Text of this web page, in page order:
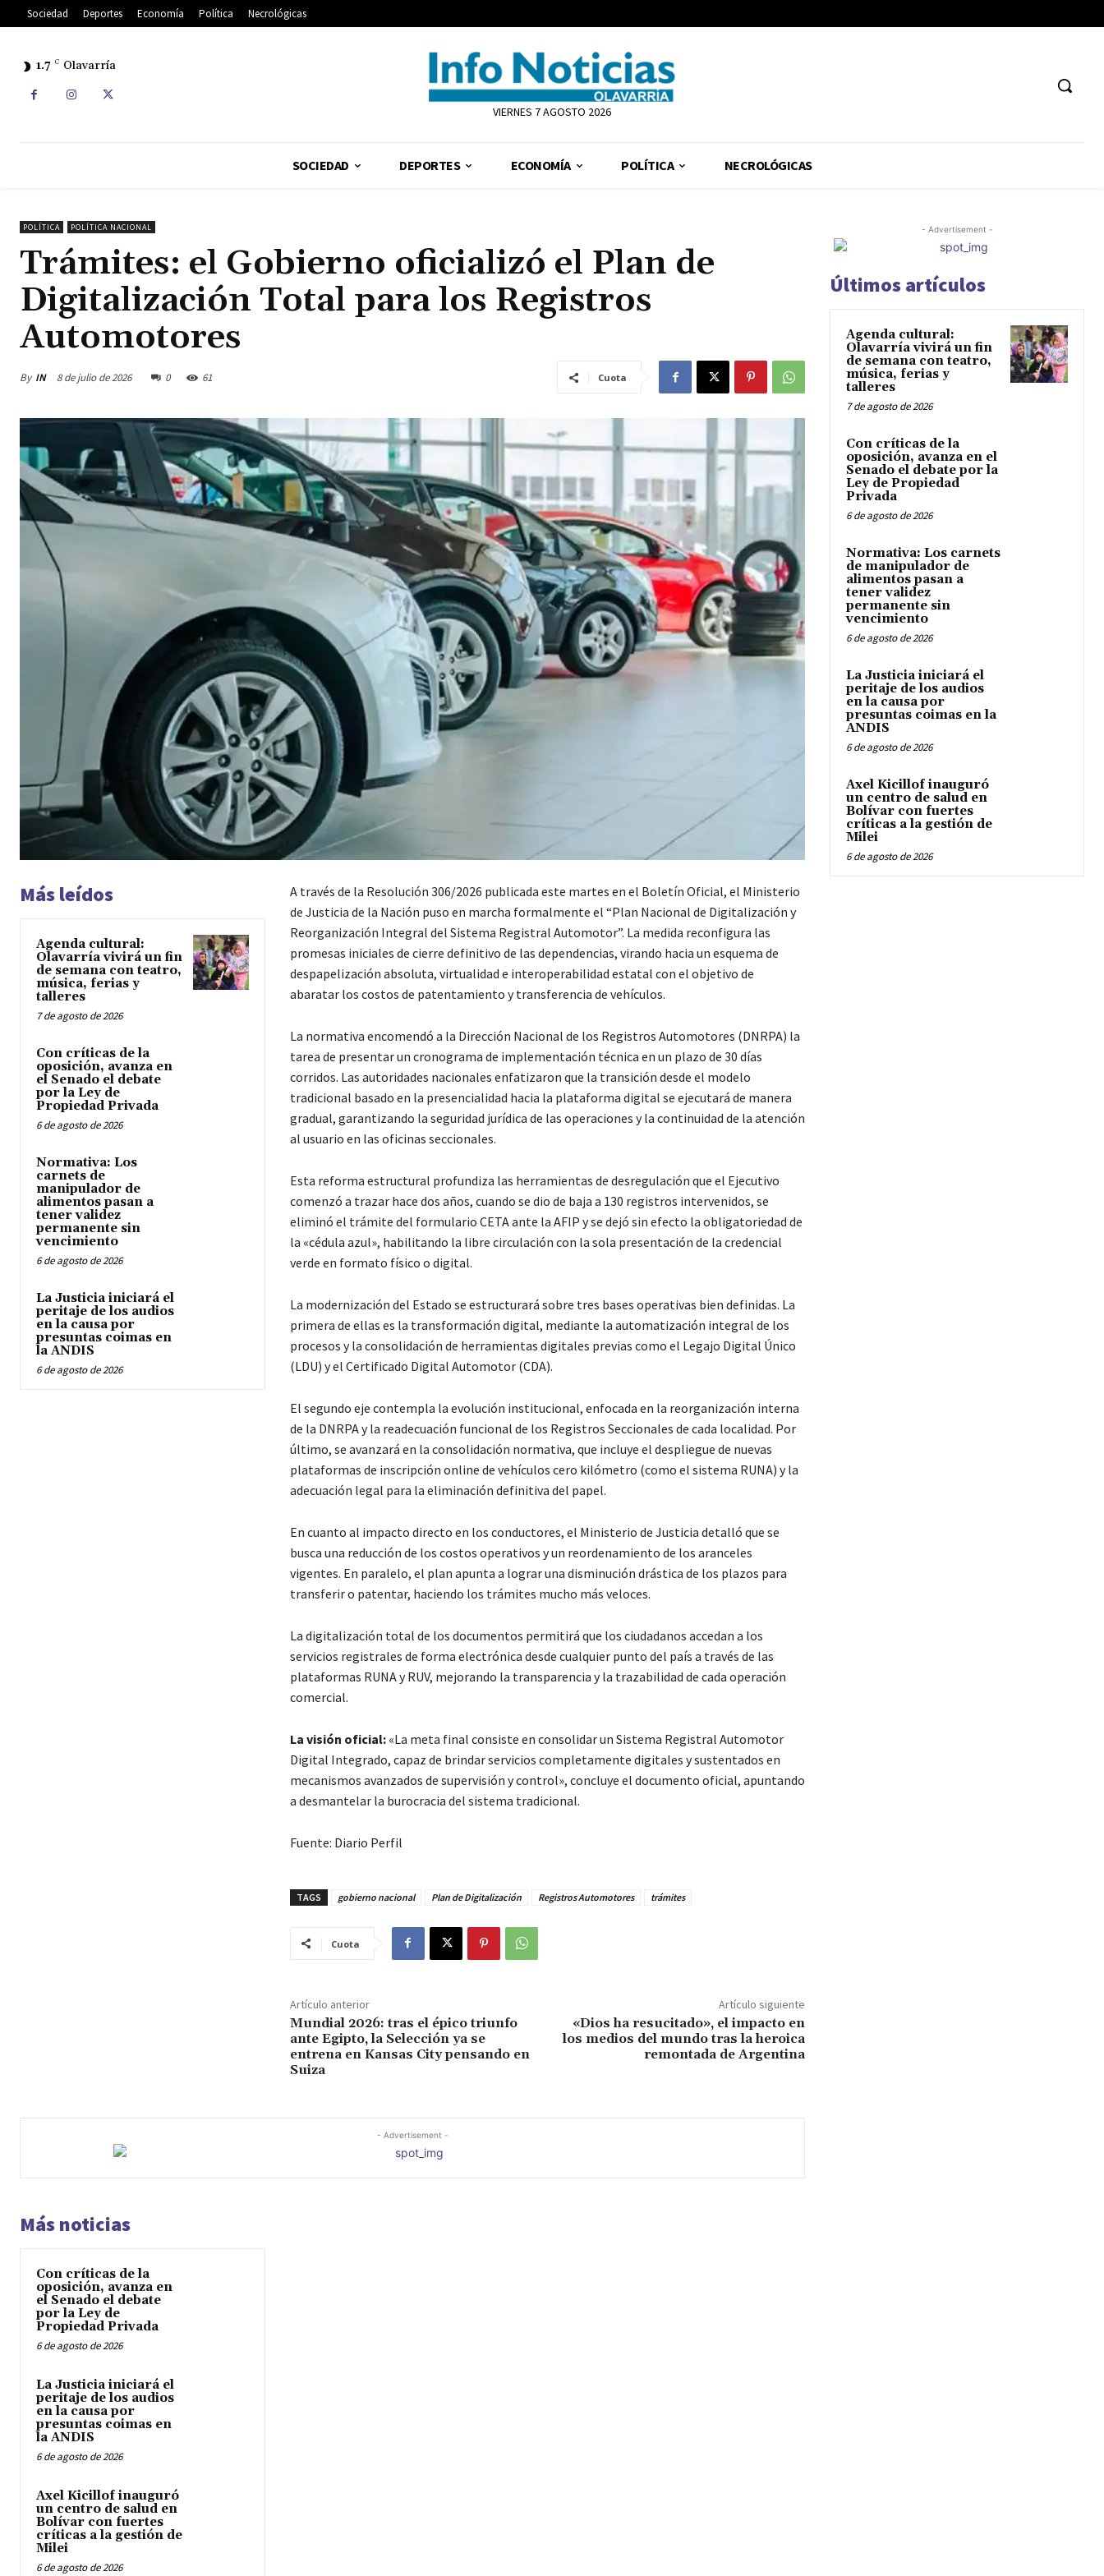
Sociedad Deportes Economía Política Necrológicas
1.7 C Olavarría
VIERNES 7 AGOSTO 2026
SOCIEDAD DEPORTES ECONOMÍA POLÍTICA NECROLÓGICAS
POLÍTICA POLÍTICA NACIONAL
Trámites: el Gobierno oficializó el Plan de
Digitalización Total para los Registros
Automotores
By IN 8 de julio de 2026 0 61 Cuota
Más leídos
Agenda cultural:
Olavarría vivirá un fin
de semana con teatro,
música, ferias y
talleres
7 de agosto de 2026
Con críticas de la
oposición, avanza en
el Senado el debate
por la Ley de
Propiedad Privada
6 de agosto de 2026
Normativa: Los
carnets de
manipulador de
alimentos pasan a
tener validez
permanente sin
vencimiento
6 de agosto de 2026
La Justicia iniciará el
peritaje de los audios
en la causa por
presuntas coimas en
la ANDIS
6 de agosto de 2026
A través de la Resolución 306/2026 publicada este martes en el Boletín Oficial, el Ministerio
de Justicia de la Nación puso en marcha formalmente el “Plan Nacional de Digitalización y
Reorganización Integral del Sistema Registral Automotor”. La medida reconfigura las
promesas iniciales de cierre definitivo de las dependencias, virando hacia un esquema de
despapelización absoluta, virtualidad e interoperabilidad estatal con el objetivo de
abaratar los costos de patentamiento y transferencia de vehículos.
La normativa encomendó a la Dirección Nacional de los Registros Automotores (DNRPA) la
tarea de presentar un cronograma de implementación técnica en un plazo de 30 días
corridos. Las autoridades nacionales enfatizaron que la transición desde el modelo
tradicional basado en la presencialidad hacia la plataforma digital se ejecutará de manera
gradual, garantizando la seguridad jurídica de las operaciones y la continuidad de la atención
al usuario en las oficinas seccionales.
Esta reforma estructural profundiza las herramientas de desregulación que el Ejecutivo
comenzó a trazar hace dos años, cuando se dio de baja a 130 registros intervenidos, se
eliminó el trámite del formulario CETA ante la AFIP y se dejó sin efecto la obligatoriedad de
la «cédula azul», habilitando la libre circulación con la sola presentación de la credencial
verde en formato físico o digital.
La modernización del Estado se estructurará sobre tres bases operativas bien definidas. La
primera de ellas es la transformación digital, mediante la automatización integral de los
procesos y la consolidación de herramientas digitales previas como el Legajo Digital Único
(LDU) y el Certificado Digital Automotor (CDA).
El segundo eje contempla la evolución institucional, enfocada en la reorganización interna
de la DNRPA y la readecuación funcional de los Registros Seccionales de cada localidad. Por
último, se avanzará en la consolidación normativa, que incluye el despliegue de nuevas
plataformas de inscripción online de vehículos cero kilómetro (como el sistema RUNA) y la
adecuación legal para la eliminación definitiva del papel.
En cuanto al impacto directo en los conductores, el Ministerio de Justicia detalló que se
busca una reducción de los costos operativos y un reordenamiento de los aranceles
vigentes. En paralelo, el plan apunta a lograr una disminución drástica de los plazos para
transferir o patentar, haciendo los trámites mucho más veloces.
La digitalización total de los documentos permitirá que los ciudadanos accedan a los
servicios registrales de forma electrónica desde cualquier punto del país a través de las
plataformas RUNA y RUV, mejorando la transparencia y la trazabilidad de cada operación
comercial.
La visión oficial: «La meta final consiste en consolidar un Sistema Registral Automotor
Digital Integrado, capaz de brindar servicios completamente digitales y sustentados en
mecanismos avanzados de supervisión y control», concluye el documento oficial, apuntando
a desmantelar la burocracia del sistema tradicional.
Fuente: Diario Perfil
TAGS gobierno nacional Plan de Digitalización Registros Automotores trámites
Cuota
Artículo anterior
Mundial 2026: tras el épico triunfo
ante Egipto, la Selección ya se
entrena en Kansas City pensando en
Suiza
Artículo siguiente
«Dios ha resucitado», el impacto en
los medios del mundo tras la heroica
remontada de Argentina
- Advertisement -
Más noticias
Con críticas de la
oposición, avanza en
el Senado el debate
por la Ley de
Propiedad Privada
6 de agosto de 2026
La Justicia iniciará el
peritaje de los audios
en la causa por
presuntas coimas en
la ANDIS
6 de agosto de 2026
Axel Kicillof inauguró
un centro de salud en
Bolívar con fuertes
críticas a la gestión de
Milei
6 de agosto de 2026
- Advertisement -
Últimos artículos
Agenda cultural:
Olavarría vivirá un fin
de semana con teatro,
música, ferias y
talleres
7 de agosto de 2026
Con críticas de la
oposición, avanza en el
Senado el debate por la
Ley de Propiedad
Privada
6 de agosto de 2026
Normativa: Los carnets
de manipulador de
alimentos pasan a
tener validez
permanente sin
vencimiento
6 de agosto de 2026
La Justicia iniciará el
peritaje de los audios
en la causa por
presuntas coimas en la
ANDIS
6 de agosto de 2026
Axel Kicillof inauguró
un centro de salud en
Bolívar con fuertes
críticas a la gestión de
Milei
6 de agosto de 2026